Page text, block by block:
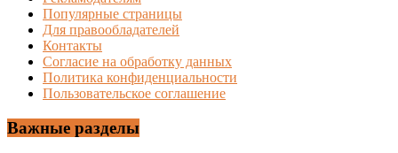
Популярные страницы
Для правообладателей
Контакты
Согласие на обработку данных
Политика конфиденциальности
Пользовательское соглашение
Важные разделы